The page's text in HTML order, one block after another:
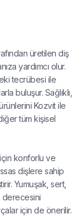
üretilen diş
yardımcı olur.
tecrübesi ile
buluşur. Sağlıklı,
Kozvit ile
tüm kişisel
için konforlu ve
dişlere sahip
Yumuşak, sert,
derecesini
için de önerilir.